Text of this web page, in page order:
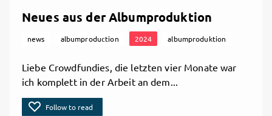
Neues aus der Albumproduktion
news albumproduction 2024 albumproduktion
Liebe Crowdfundies, die letzten vier Monate war
ich komplett in der Arbeit an dem...
Follow to read